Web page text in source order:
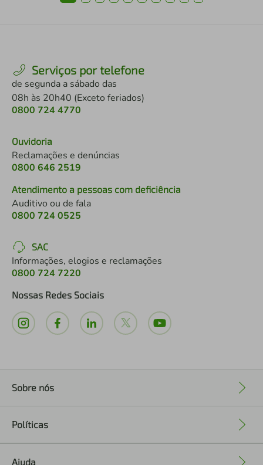
Serviços por telefone
de segunda a sábado das
08h às 20h40 (Exceto feriados)
0800 724 4770
Ouvidoria
Reclamações e denúncias
0800 646 2519
Atendimento a pessoas com deficiência
Auditivo ou de fala
0800 724 0525
SAC
Informações, elogios e reclamações
0800 724 7220
Nossas Redes Sociais
Sobre nós
Políticas
Ajuda